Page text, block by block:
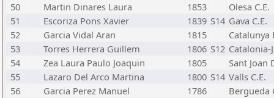
50
Martin Dinares Laura 1853
Olesa C.E.
51
Escoriza Pons Xavier 1839 S14 Gava C.E.
52
Garcia Vidal Aran 1815
Catalunya
53
Torres Herrera Guillem 1806 S12 Catalonia-
54
Zea Laura Paulo Joaquin 1805
Sant Joan
55
Lazaro Del Arco Martina 1800 S14 Valls C.E.
56
Garcia Perez Manuel 1786
Bergueda